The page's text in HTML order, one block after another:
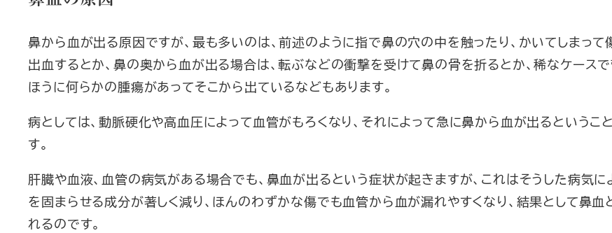
鼻から血が出る原因ですが、最も多いのは、前述のように指で鼻の穴の中を触ったり、かいてしまって
出血するとか、鼻の奥から血が出る場合は、転ぶなどの衝撃を受けて鼻の骨を折るとか、稀なケース
ほうに何らかの腫瘍があってそこから出ているなどもあります。
病としては、動脈硬化や高血圧によって血管がもろくなり、それによって急に鼻から血が出るというこ
す。
肝臓や血液、血管の病気がある場合でも、鼻血が出るという症状が起きますが、これはそうした病気に
を固まらせる成分が著しく減り、ほんのわずかな傷でも血管から血が漏れやすくなり、結果として鼻血
れるのです。